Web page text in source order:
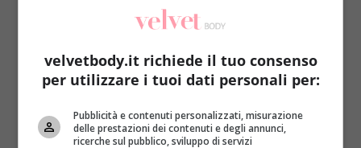
Diete Primo Piano
velvetbody.it richiede il tuo consenso
per utilizzare i tuoi dati personali per:
Pubblicità e contenuti personalizzati, misurazione
delle prestazioni dei contenuti e degli annunci,
ricerche sul pubblico, sviluppo di servizi